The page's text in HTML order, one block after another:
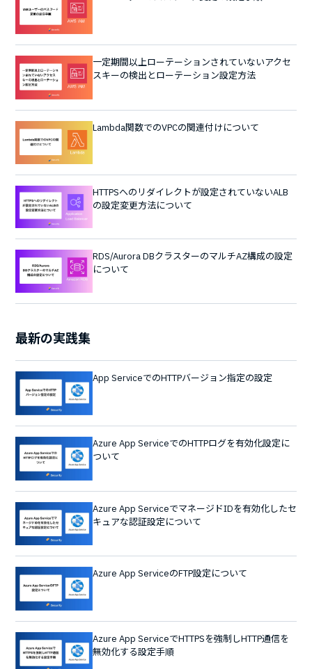
一定期間以上ローテーションされていないアクセ
スキーの検出とローテーション設定方法
Lambda関数でのVPCの関連付けについて
HTTPSへのリダイレクトが設定されていないALB
の設定変更方法について
RDS/Aurora DBクラスターのマルチAZ構成の設定
について
最新の実践集
App ServiceでのHTTPバージョン指定の設定
Azure App ServiceでのHTTPログを有効化設定に
ついて
Azure App ServiceでマネージドIDを有効化したセ
キュアな認証設定について
Azure App ServiceのFTP設定について
Azure App ServiceでHTTPSを強制しHTTP通信を
無効化する設定手順